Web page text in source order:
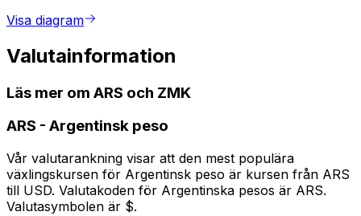
Visa diagram
Valutainformation
Läs mer om ARS och ZMK
ARS - Argentinsk peso
Vår valutarankning visar att den mest populära
växlingskursen för Argentinsk peso är kursen från ARS
till USD. Valutakoden för Argentinska pesos är ARS.
Valutasymbolen är $.